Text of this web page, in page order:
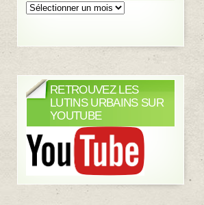
Archives
RETROUVEZ LES
LUTINS URBAINS SUR
YOUTUBE